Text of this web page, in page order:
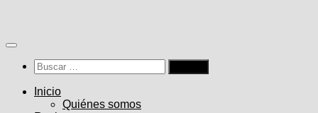
contenido
Buscar:
Inicio
Quiénes somos